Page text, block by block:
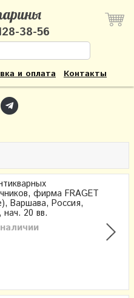
38-56
и оплата Контакты
фирма FRAGET
Варшава, Россия,
нач. 20 вв.